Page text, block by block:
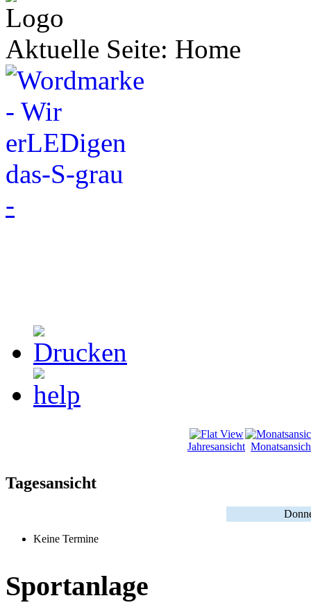
Aktuelle Seite: Home
-
Jahresansicht
Tagesansicht
Keine Termine
Sportanlage